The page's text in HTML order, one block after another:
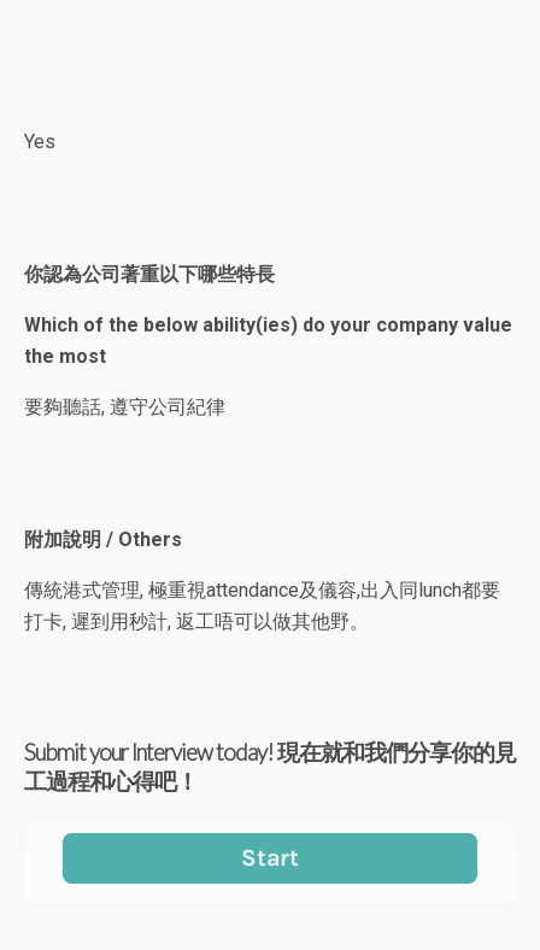
Yes
你認為公司著重以下哪些特長
Which of the below ability(ies) do your company value
the most
要夠聽話, 遵守公司紀律
附加說明 / Others
傳統港式管理, 極重視attendance及儀容,出入同lunch都要
打卡, 遲到用秒計, 返工唔可以做其他野。
Submit your Interview today! 現在就和我們分享你的見
工過程和心得吧！